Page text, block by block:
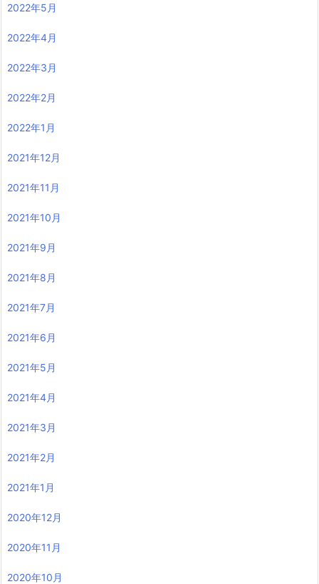
2022年5月
2022年4月
2022年3月
2022年2月
2022年1月
2021年12月
2021年11月
2021年10月
2021年9月
2021年8月
2021年7月
2021年6月
2021年5月
2021年4月
2021年3月
2021年2月
2021年1月
2020年12月
2020年11月
2020年10月